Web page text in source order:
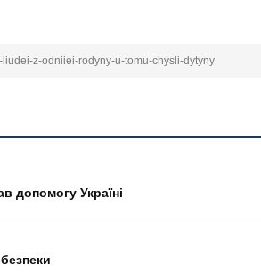
z-odniiei-rodyny-u-tomu-chysli-dytyny
допомогу Україні